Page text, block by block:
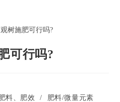
可行吗?
料、肥效 / 肥料/微量元素